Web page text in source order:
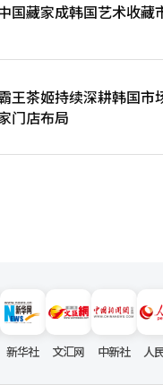
国藏家成韩国艺术收藏
王茶姬持续深耕韩国市
门店布局
新华社 文汇网 中新社 人